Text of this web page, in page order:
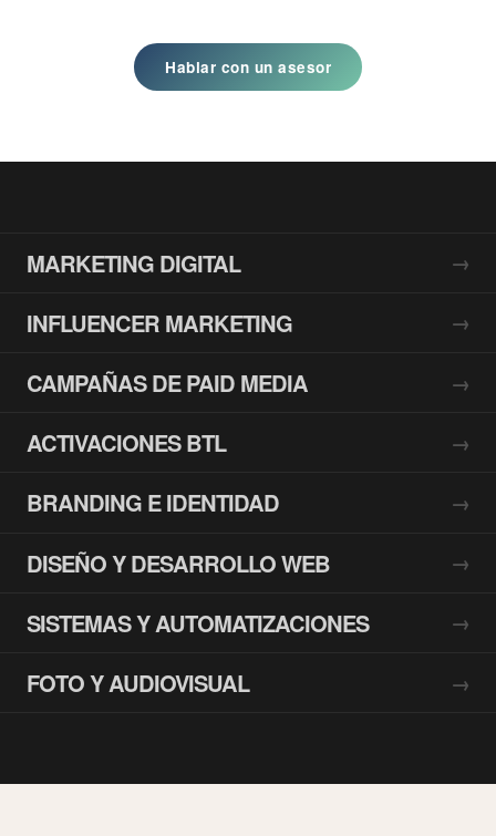
Hablar con un asesor
MARKETING DIGITAL
INFLUENCER MARKETING
CAMPAÑAS DE PAID MEDIA
ACTIVACIONES BTL
BRANDING E IDENTIDAD
DISEÑO Y DESARROLLO WEB
SISTEMAS Y AUTOMATIZACIONES
FOTO Y AUDIOVISUAL